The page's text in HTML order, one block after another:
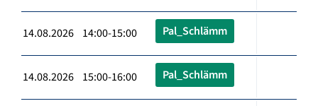
14.08.2026 14:00-15:00 Pal_Schlämm
14.08.2026 15:00-16:00 Pal_Schlämm